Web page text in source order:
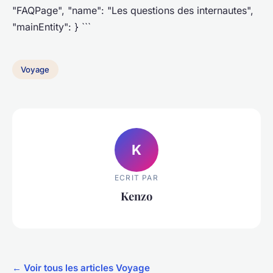
"FAQPage", "name": "Les questions des internautes",
"mainEntity": } ```
Voyage
K
ECRIT PAR
Kenzo
← Voir tous les articles Voyage